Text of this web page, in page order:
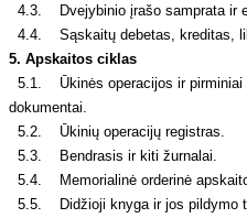
4.3. Dvejybinio įrašo samprata ir
4.4. Sąskaitų debetas, kreditas,
5. Apskaitos ciklas
5.1. Ūkinės operacijos ir pirminiai
dokumentai.
5.2. Ūkinių operacijų registras.
5.3. Bendrasis ir kiti žurnalai.
5.4. Memorialinė orderinė
5.5. Didžioji knyga ir jos pildymo